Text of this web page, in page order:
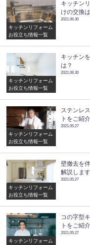
キッチンリフォーム
お役立ち情報一覧
キッチン
けの交換
2021.06.30
キッチンリフォーム
お役立ち情報一覧
キッチン
は？
2021.06.30
キッチンリフォーム
お役立ち情報一覧
ステンレ
トをご紹介
2021.05.27
キッチンリフォーム
お役立ち情報一覧
壁撤去を
解説します
2021.05.27
キッチンリフォーム
コの字型
トをご紹介
2021.05.27